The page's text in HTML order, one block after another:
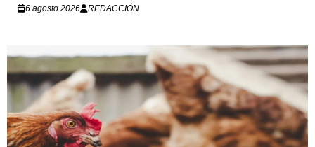
6 agosto 2026 REDACCIÓN